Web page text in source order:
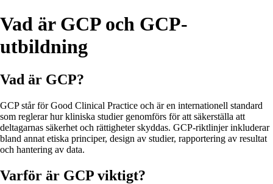
Vad är GCP och GCP-
utbildning
Vad är GCP?
GCP står för Good Clinical Practice och är en internationell standard
som reglerar hur kliniska studier genomförs för att säkerställa att
deltagarnas säkerhet och rättigheter skyddas. GCP-riktlinjer inkluderar
bland annat etiska principer, design av studier, rapportering av resultat
och hantering av data.
Varför är GCP viktigt?